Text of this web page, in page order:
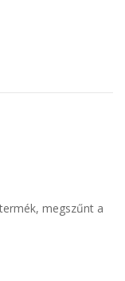
megszűnt a